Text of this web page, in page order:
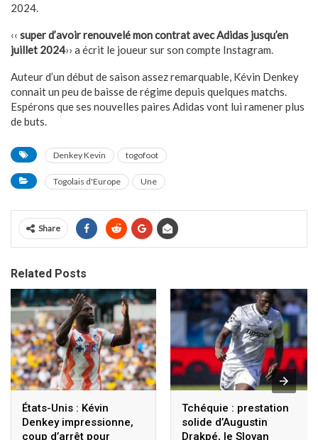
2024.
‹‹ super d’avoir renouvelé mon contrat avec Adidas jusqu’en
juillet 2024›› a écrit le joueur sur son compte Instagram.
Auteur d’un début de saison assez remarquable, Kévin Denkey
connait un peu de baisse de régime depuis quelques matchs.
Espérons que ses nouvelles paires Adidas vont lui ramener plus
de buts.
Denkey Kevin togofoot
Togolais d'Europe Une
Share
Related Posts
États-Unis : Kévin
Denkey impressionne,
coup d’arrêt pour
Tchéquie : prestation
solide d’Augustin
Drakpé, le Slovan